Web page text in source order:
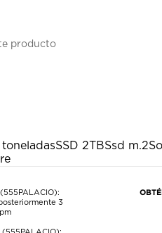
producto
SSD 2TBSsd m.2
(555PALACIO):
3